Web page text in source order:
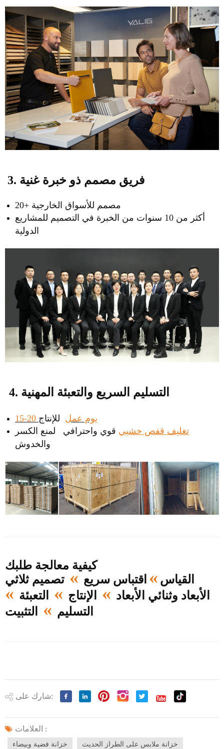
3. فريق مصمم ذو خبرة غنية
20+ مصمم للأسواق الخارجية
أكثر من 10 سنوات من الخبرة في التصميم للمشاريع
4. التسليم السريع والتعبئة المهنية
15-20 يوم عمل للإنتاج
تغليف قفص خشبي قوي واحترافي لمنع الكسر
والخدوش
كيفية معالجة طلبك
القياس » اقتباس سريع » تصميم ثلاثي
الأبعاد وثنائي الأبعاد » الإنتاج » التعبئة »
التسليم » التثبيت
شارك على:
العلامات :
خزانة فضية وبيضاء
خزانة ملابس على الطراز الحديث